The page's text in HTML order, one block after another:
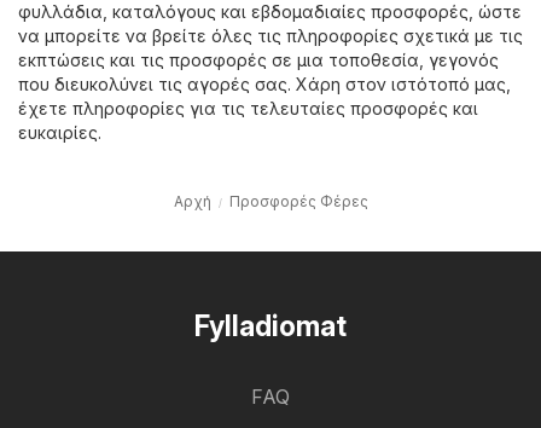
φυλλάδια, καταλόγους και εβδομαδιαίες προσφορές, ώστε
να μπορείτε να βρείτε όλες τις πληροφορίες σχετικά με τις
εκπτώσεις και τις προσφορές σε μια τοποθεσία, γεγονός
που διευκολύνει τις αγορές σας. Χάρη στον ιστότοπό μας,
έχετε πληροφορίες για τις τελευταίες προσφορές και
ευκαιρίες.
Αρχή Προσφορές Φέρες
Fylladiomat
FAQ